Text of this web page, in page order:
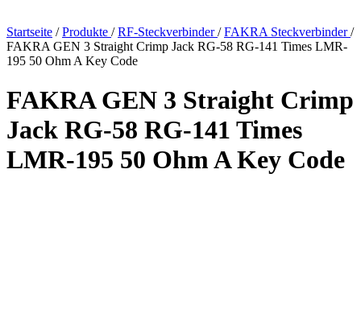
Startseite / Produkte / RF-Steckverbinder/ FAKRA Steckverbinder/
FAKRA GEN 3 Straight Crimp Jack RG-58 RG-141 Times LMR-
195 50 Ohm A Key Code
FAKRA GEN 3 Straight Crimp
Jack RG-58 RG-141 Times
LMR-195 50 Ohm A Key Code